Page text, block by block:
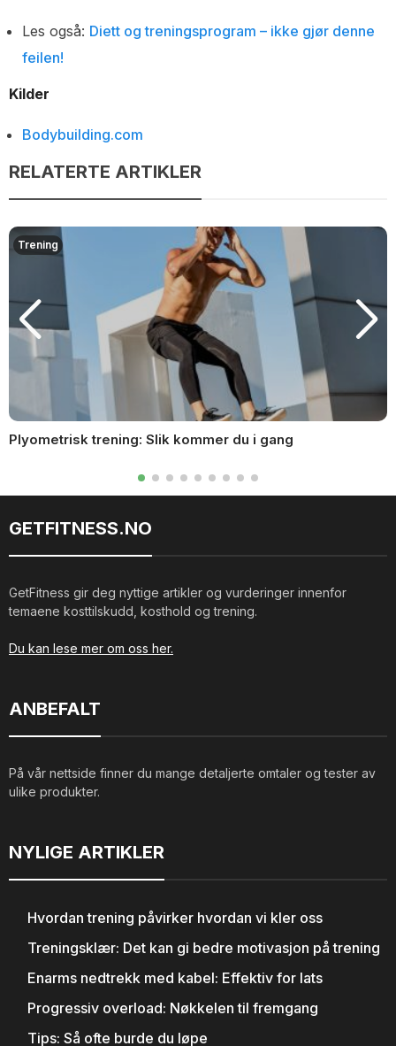
Les også: Diett og treningsprogram – ikke gjør denne
feilen!
Kilder
Bodybuilding.com
RELATERTE ARTIKLER
Plyometrisk trening: Slik kommer du i gang
Trening
GETFITNESS.NO
GetFitness gir deg nyttige artikler og vurderinger innenfor
temaene kosttilskudd, kosthold og trening.
Du kan lese mer om oss her.
ANBEFALT
På vår nettside finner du mange detaljerte omtaler og tester av
ulike produkter.
NYLIGE ARTIKLER
Hvordan trening påvirker hvordan vi kler oss
Treningsklær: Det kan gi bedre motivasjon på trening
Enarms nedtrekk med kabel: Effektiv for lats
Progressiv overload: Nøkkelen til fremgang
Tips: Så ofte burde du løpe